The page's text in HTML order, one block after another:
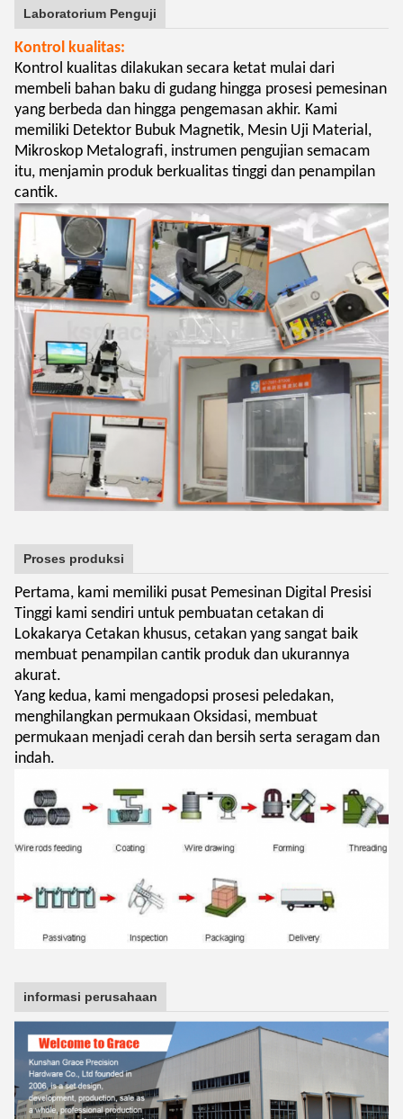
Laboratorium Penguji
Kontrol kualitas:
Kontrol kualitas dilakukan secara ketat mulai dari
membeli bahan baku di gudang hingga prosesi pemesinan
yang berbeda dan hingga pengemasan akhir. Kami
memiliki Detektor Bubuk Magnetik, Mesin Uji Material,
Mikroskop Metalografi, instrumen pengujian semacam
itu, menjamin produk berkualitas tinggi dan penampilan
cantik.
Proses produksi
Pertama, kami memiliki pusat Pemesinan Digital Presisi
Tinggi kami sendiri untuk pembuatan cetakan di
Lokakarya Cetakan khusus, cetakan yang sangat baik
membuat penampilan cantik produk dan ukurannya
akurat.
Yang kedua, kami mengadopsi prosesi peledakan,
menghilangkan permukaan Oksidasi, membuat
permukaan menjadi cerah dan bersih serta seragam dan
indah.
informasi perusahaan